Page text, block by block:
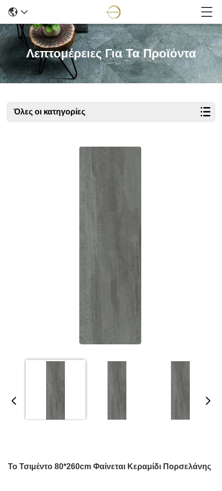
Λεπτομέρειες Για Τα Προϊόντα
Όλες οι κατηγορίες
Το Τσιμέντο 80*260cm Φαίνεται Κεραμίδι Πορσελάνης